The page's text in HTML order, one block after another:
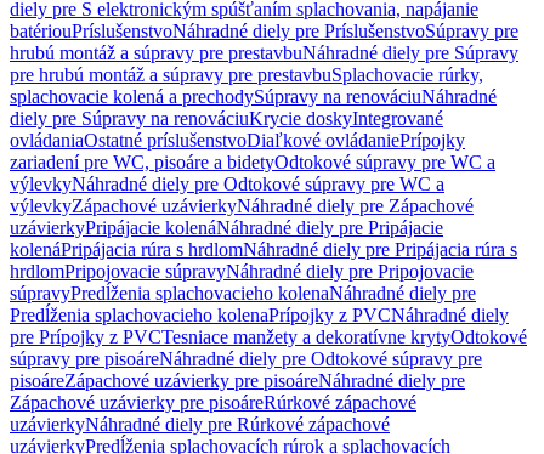
diely pre S elektronickým spúšťaním splachovania, napájanie
batériouPríslušenstvoNáhradné diely pre PríslušenstvoSúpravy pre
hrubú montáž a súpravy pre prestavbuNáhradné diely pre Súpravy
pre hrubú montáž a súpravy pre prestavbuSplachovacie rúrky,
splachovacie kolená a prechodySúpravy na renováciuNáhradné
diely pre Súpravy na renováciuKrycie doskyIntegrované
ovládaniaOstatné príslušenstvoDiaľkové ovládaniePrípojky
zariadení pre WC, pisoáre a bidetyOdtokové súpravy pre WC a
výlevkyNáhradné diely pre Odtokové súpravy pre WC a
výlevkyZápachové uzávierkyNáhradné diely pre Zápachové
uzávierkyPripájacie kolenáNáhradné diely pre Pripájacie
kolenáPripájacia rúra s hrdlomNáhradné diely pre Pripájacia rúra s
hrdlomPripojovacie súpravyNáhradné diely pre Pripojovacie
súpravyPredĺženia splachovacieho kolenaNáhradné diely pre
Predĺženia splachovacieho kolenaPrípojky z PVCNáhradné diely
pre Prípojky z PVCTesniace manžety a dekoratívne krytyOdtokové
súpravy pre pisoáreNáhradné diely pre Odtokové súpravy pre
pisoáreZápachové uzávierky pre pisoáreNáhradné diely pre
Zápachové uzávierky pre pisoáreRúrkové zápachové
uzávierkyNáhradné diely pre Rúrkové zápachové
uzávierkyPredĺženia splachovacích rúrok a splachovacích